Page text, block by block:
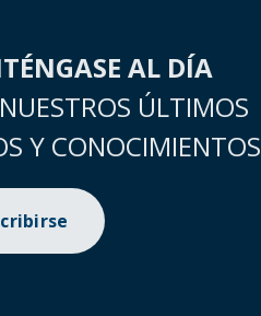
AL DÍA
ÚLTIMOS
Y CONOCIMIENTOS